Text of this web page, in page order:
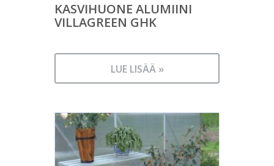
KASVIHUONE ALUMIINI
VILLAGREEN GHK
LUE LISÄÄ »